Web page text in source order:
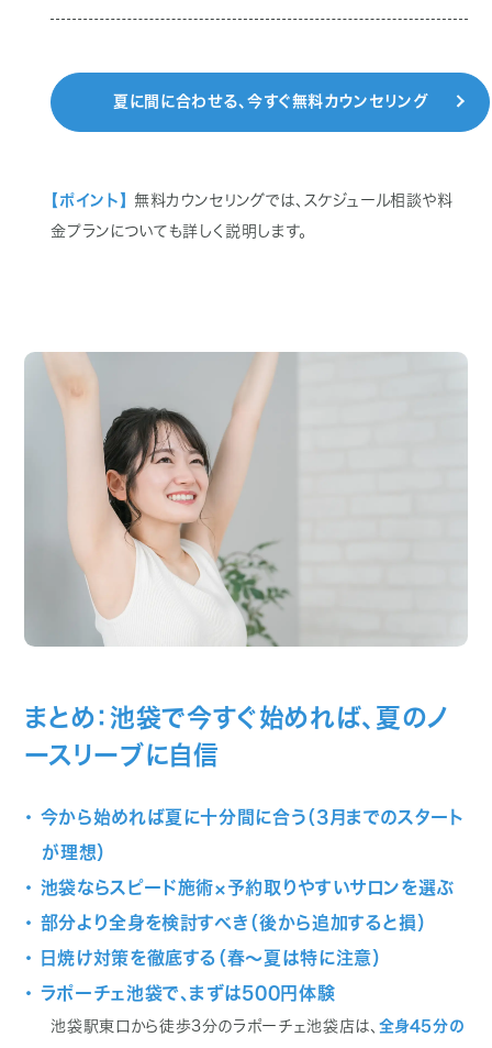
夏に間に合わせる、今すぐ無料カウンセリング
【ポイント】
無料カウンセリングでは、スケジュール相談や料
金プランについても詳しく説明します。
まとめ：池袋で今すぐ始めれば、夏のノ
ースリーブに自信
・ 今から始めれば夏に十分間に合う（3月までのスタート
が理想）
・ 池袋ならスピード施術×予約取りやすいサロンを選ぶ
・ 部分より全身を検討すべき（後から追加すると損）
・ 日焼け対策を徹底する（春〜夏は特に注意）
・ ラポーチェ池袋で、まずは500円体験
池袋駅東口から徒歩3分のラポーチェ池袋店は、 全身45分の